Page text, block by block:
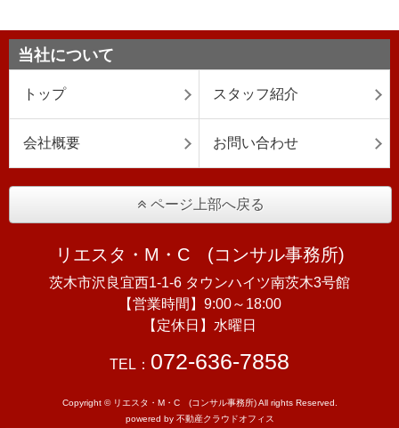
当社について
トップ スタッフ紹介
会社概要 お問い合わせ
ページ上部へ戻る
リエスタ・M・C (コンサル事務所)
茨木市沢良宜西1-1-6 タウンハイツ南茨木3号館
【営業時間】9:00～18:00
【定休日】水曜日
TEL： 072-636-7858
Copyright © リエスタ・M・C (コンサル事務所) All rights Reserved.
powered by 不動産クラウドオフィス